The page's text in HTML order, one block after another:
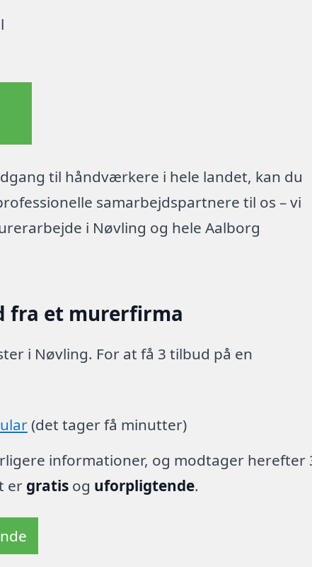
til håndværkere i hele landet, kan du
samarbejdspartnere til os – vi
i Nøvling og hele Aalborg
fra et murerfirma
i Nøvling. For at få 3 tilbud på en
(det tager få minutter)
informationer, og modtager herefter
er gratisog uforpligtende.